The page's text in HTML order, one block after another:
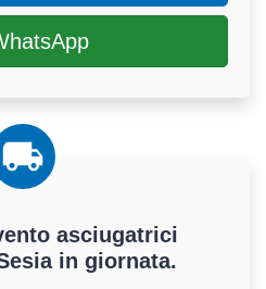
asciugatrici
in giornata.